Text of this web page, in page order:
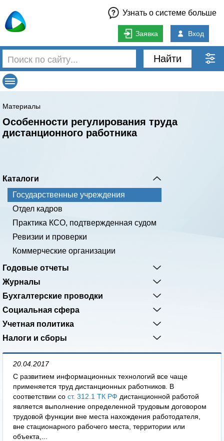
Узнать о системе больше
Заявка Вход
Найти
Материалы
Особенности регулирования труда
дистанционного работника
Каталоги
Государственные учреждения
Отдел кадров
Практика КСО, подтвержденная судом
Ревизии и проверки
Коммерческие организации
Годовые отчеты
Журналы
Бухгалтерские проводки
Социальная сфера
Учетная политика
Налоги и сборы
20.04.2017
С развитием информационных технологий все чаще
применяется труд дистанционных работников. В
соответствии со ст. 312.1 ТК РФ дистанционной работой
является выполнение определенной трудовым договором
трудовой функции вне места нахождения работодателя,
вне стационарного рабочего места, территории или
объекта,...